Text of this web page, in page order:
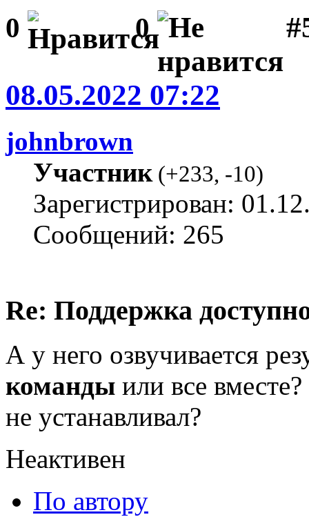
0 0
08.05.2022 07:22
johnbrown
Участник(+233, -10)
Зарегистрирован:
Сообщений: 265
Re: Поддержка
А у него озвучивается
команды или все
не устанавливал?
Неактивен
По автору